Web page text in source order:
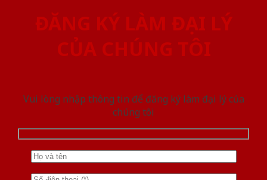
ĐĂNG KÝ LÀM ĐẠI LÝ
CỦA CHÚNG TÔI
Vui lòng nhập thông tin để đăng ký làm đại lý của
chúng tôi